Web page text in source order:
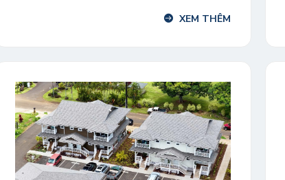
Vera 1. Đây là cột mốc quan trọng, đưa chị và
XEM THÊM